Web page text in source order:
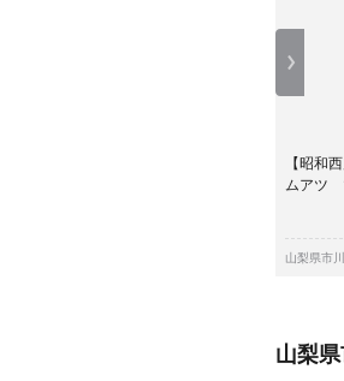
【昭和西
ムアツ
山梨県市
山梨